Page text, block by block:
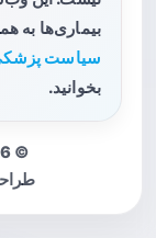
بیماری‌ها به
سیاست
بخوانید.
© 2026 کلیه حقوق محفوظ است.